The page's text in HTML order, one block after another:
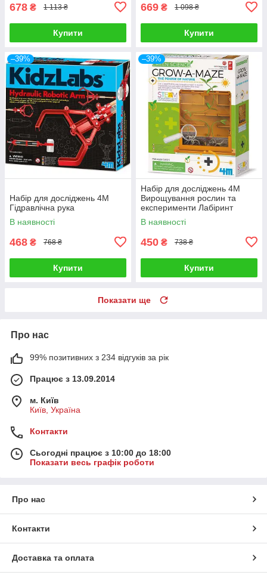
678 ₴ 1 113 ₴
Купити
669 ₴ 1 098 ₴
Купити
–39%
Набір для досліджень 4M
Гідравлічна рука
В наявності
468 ₴ 768 ₴
Купити
–39%
Набір для досліджень 4М
Вирощування рослин та
експерименти Лабіринт
В наявності
450 ₴ 738 ₴
Купити
Показати ще
Про нас
99% позитивних з 234 відгуків за рік
Працює з 13.09.2014
м. Київ
Київ, Україна
Контакти
Сьогодні працює з 10:00 до 18:00
Показати весь графік роботи
Про нас
Контакти
Доставка та оплата